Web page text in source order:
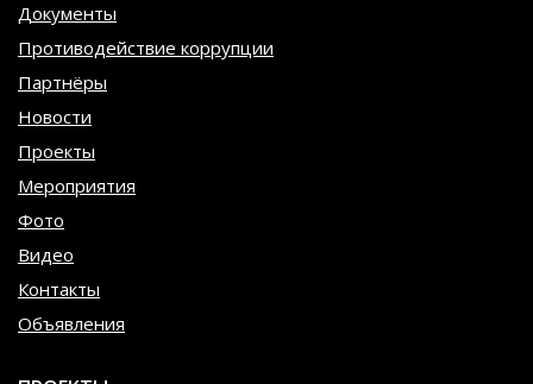
Документы
Противодействие коррупции
Партнёры
Новости
Проекты
Мероприятия
Фото
Видео
Контакты
Объявления